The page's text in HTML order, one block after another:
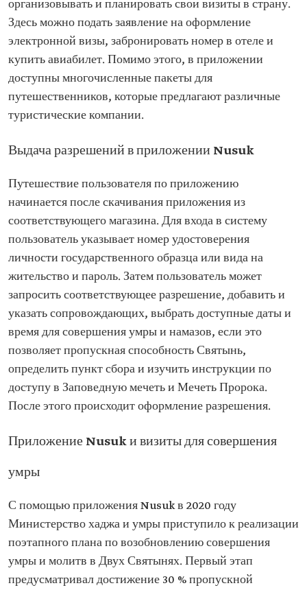
организовывать и планировать свои визиты в страну.
Здесь можно подать заявление на оформление
электронной визы, забронировать номер в отеле и
купить авиабилет. Помимо этого, в приложении
доступны многочисленные пакеты для
путешественников, которые предлагают различные
туристические компании.
Выдача разрешений в приложении Nusuk
Путешествие пользователя по приложению
начинается после скачивания приложения из
соответствующего магазина. Для входа в систему
пользователь указывает номер удостоверения
личности государственного образца или вида на
жительство и пароль. Затем пользователь может
запросить соответствующее разрешение, добавить и
указать сопровождающих, выбрать доступные даты и
время для совершения умры и намазов, если это
позволяет пропускная способность Святынь,
определить пункт сбора и изучить инструкции по
доступу в Заповедную мечеть и Мечеть Пророка.
После этого происходит оформление разрешения.
Приложение Nusuk и визиты для совершения
умры
С помощью приложения Nusuk в 2020 году
Министерство хаджа и умры приступило к реализации
поэтапного плана по возобновлению совершения
умры и молитв в Двух Святынях. Первый этап
предусматривал достижение 30 % пропускной